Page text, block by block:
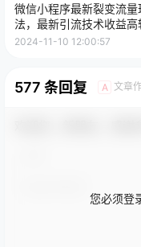
微信小程序最新裂变流量
法，最新引流技术收益高
赚广告费，日入过千
2024-11-10 12:00:57
577 条回复 A 文章
您必须登